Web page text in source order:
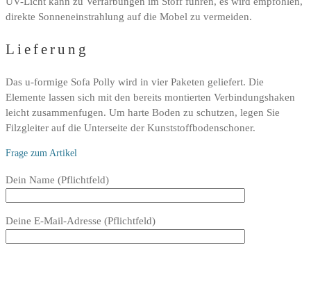
direkte Sonneneinstrahlung auf die Mobel zu vermeiden.
Lieferung
Das u-formige Sofa Polly wird in vier Paketen geliefert. Die
Elemente lassen sich mit den bereits montierten Verbindungshaken
leicht zusammenfugen. Um harte Boden zu schutzen, legen Sie
Filzgleiter auf die Unterseite der Kunststoffbodenschoner.
Frage zum Artikel
Bitte
Feld
leer.
Dein Name (Pflichtfeld)
Deine E-Mail-Adresse (Pflichtfeld)